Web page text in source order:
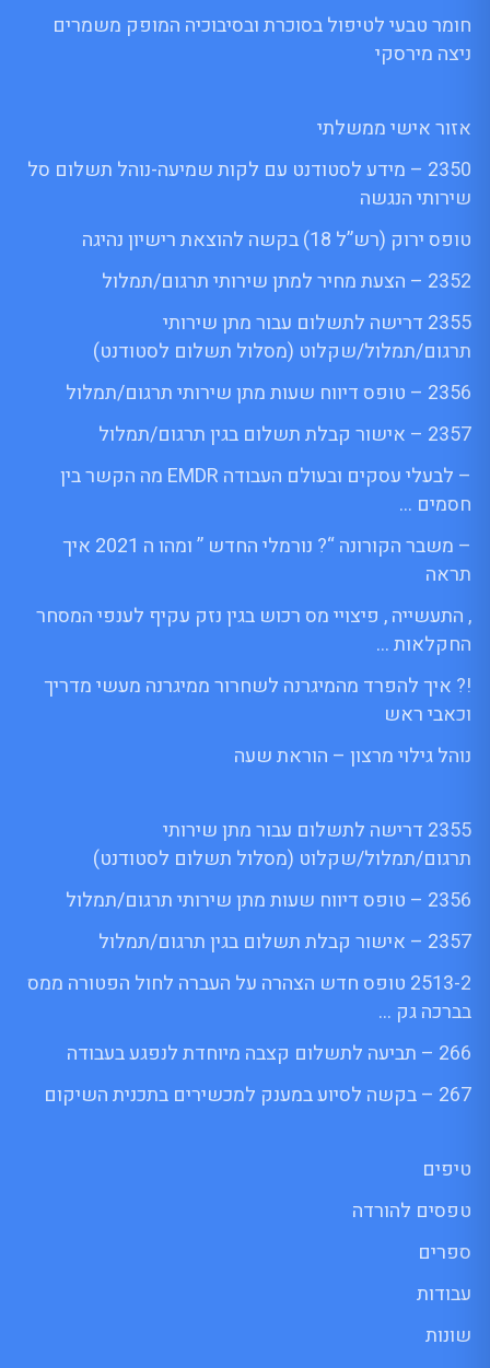
חומר טבעי לטיפול בסוכרת ובסיבוכיה המופק משמרים
ניצה מירסקי
אזור אישי ממשלתי
2350 – מידע לסטודנט עם לקות שמיעה-נוהל תשלום סל
שירותי הנגשה
טופס ירוק (רש”ל 18) בקשה להוצאת רישיון נהיגה
2352 – הצעת מחיר למתן שירותי תרגום/תמלול
2355 דרישה לתשלום עבור מתן שירותי
תרגום/תמלול/שקלוט (מסלול תשלום לסטודנט)
2356 – טופס דיווח שעות מתן שירותי תרגום/תמלול
2357 – אישור קבלת תשלום בגין תרגום/תמלול
– לבעלי עסקים ובעולם העבודה EMDR מה הקשר בין
חסמים …
– משבר הקורונה “? נורמלי החדש ” ומהו ה 2021 איך
תראה
, התעשייה , פיצויי מס רכוש בגין נזק עקיף לענפי המסחר
החקלאות …
!? איך להפרד מהמיגרנה לשחרור ממיגרנה מעשי מדריך
וכאבי ראש
נוהל גילוי מרצון – הוראת שעה
2355 דרישה לתשלום עבור מתן שירותי
תרגום/תמלול/שקלוט (מסלול תשלום לסטודנט)
2356 – טופס דיווח שעות מתן שירותי תרגום/תמלול
2357 – אישור קבלת תשלום בגין תרגום/תמלול
2513-2 טופס חדש הצהרה על העברה לחול הפטורה ממס
בברכה גק …
266 – תביעה לתשלום קצבה מיוחדת לנפגע בעבודה
267 – בקשה לסיוע במענק למכשירים בתכנית השיקום
טיפים
טפסים להורדה
ספרים
עבודות
שונות